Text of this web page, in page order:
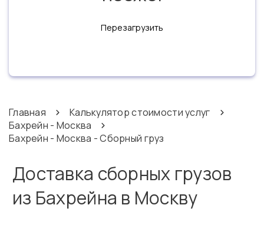
Перезагрузить
Главная
Калькулятор стоимости услуг
Бахрейн - Москва
Бахрейн - Москва - Сборный груз
Доставка сборных грузов
из Бахрейна в Москву